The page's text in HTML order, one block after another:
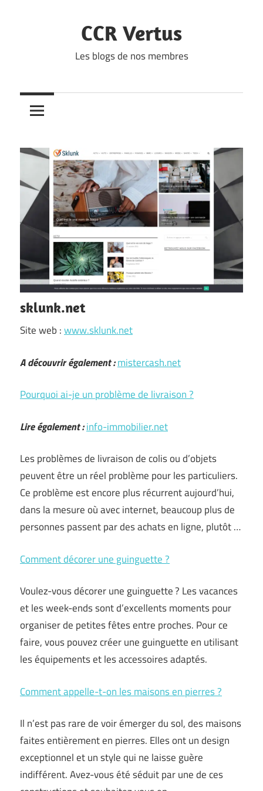
CCR Vertus
Les blogs de nos membres
sklunk.net
Site web :www.sklunk.net
A découvrir également :mistercash.net
Pourquoi ai-je un problème de livraison ?
Lire également :info-immobilier.net
Les problèmes de livraison de colis ou d’objets
peuvent être un réel problème pour les particuliers.
Ce problème est encore plus récurrent aujourd’hui,
dans la mesure où avec internet, beaucoup plus de
personnes passent par des achats en ligne, plutôt …
Comment décorer une guinguette ?
Voulez-vous décorer une guinguette ? Les vacances
et les week-ends sont d’excellents moments pour
organiser de petites fêtes entre proches. Pour ce
faire, vous pouvez créer une guinguette en utilisant
les équipements et les accessoires adaptés.
Comment appelle-t-on les maisons en pierres ?
Il n’est pas rare de voir émerger du sol, des maisons
faites entièrement en pierres. Elles ont un design
exceptionnel et un style qui ne laisse guère
indifférent. Avez-vous été séduit par une de ces